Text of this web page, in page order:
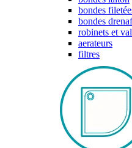
bondes
bondes
robinets et
aerateurs
filtres